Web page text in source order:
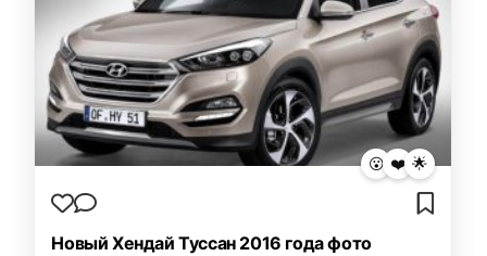
😮 ❤️ 🌟
Новый Хендай Туссан 2016 года фото